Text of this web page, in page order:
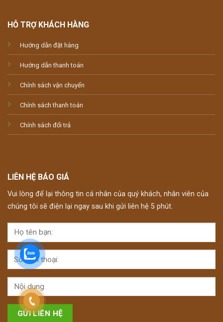
HỖ TRỢ KHÁCH HÀNG
Hướng dẫn đặt hàng
Hướng dẫn thanh toán
Chính sách vận chuyển
Chính sách thanh toán
Chính sách đổi trả
LIÊN HỆ BÁO GIÁ
Vui lòng để lại thông tin cá nhân của quý khách, nhân viên của
chúng tôi sẽ điện lại ngay sau khi gửi liên hệ 5 phút.